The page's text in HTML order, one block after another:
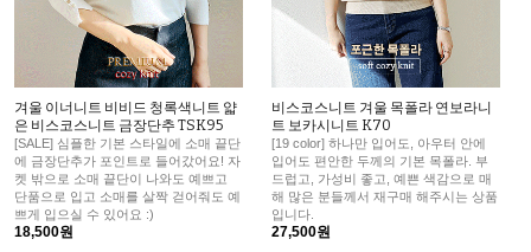
겨울 이너니트 비비드 청록색니트 얇
은 비스코스니트 금장단추 TSK95
[SALE] 심플한 기본 스타일에 소매 끝단
에 금장단추가 포인트로 들어갔어요! 자
켓 밖으로 소매 끝단이 나와도 예쁘고
단품으로 입고 소매를 살짝 걷어줘도 예
쁘게 입으실 수 있어요 :)
18,500원
비스코스니트 겨울 목폴라 연보라니
트 보카시니트 K70
[19 color] 하나만 입어도, 아우터 안에
입어도 편안한 두께의 기본 목폴라. 부
드럽고, 가성비 좋고, 예쁜 색감으로 매
해 많은 분들께서 재구매 해주시는 상품
입니다.
27,500원